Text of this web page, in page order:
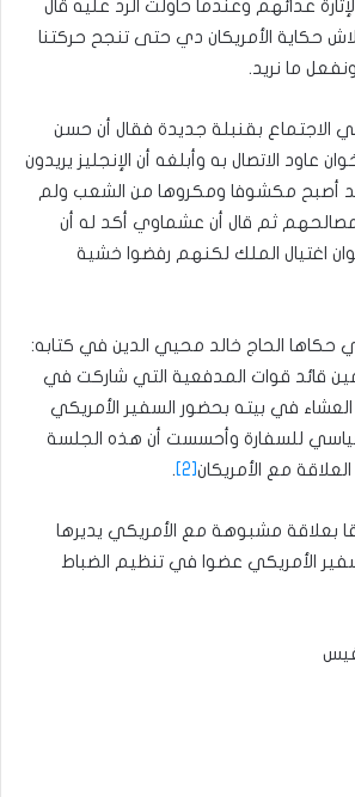
عدائهم وعندما حاولت الرد عليه قال
حكاية الأمريكان دي حتى تنجح حركتنا
ما نريد.
الاجتماع بقنبلة جديدة فقال أن حسن
عاود الاتصال به وأبلغه أن الإنجليز يريدون
أصبح مكشوفا ومكروها من الشعب ولم
ثم قال أن عشماوي أكد له أن
اغتيال الملك لكنهم رفضوا خشية
حكاها الحاج خالد محيي الدين في كتابه:
قائد قوات المدفعية التي شاركت في
العشاء في بيته بحضور السفير الأمريكي
للسفارة وأحسست أن هذه الجلسة
مع الأمريكان[2]
.
بعلاقة مشبوهة مع الأمريكي يديرها
الأمريكي عضوا في تنظيم الضباط